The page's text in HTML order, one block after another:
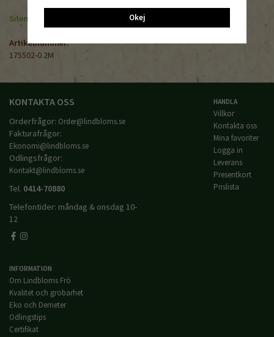
Sitemap »
Artikelnummer:
175502-0.2M
KONTAKTA OSS
Orderfrågor: Order@lindbloms.se
Fakturafrågor:
Ekonomi@lindbloms.se
Odlingsfrågor:
Kontakt@lindbloms.se
Tel. 0414-70880
Telefontider: måndag & onsdag 10-
12
HANDLA
Villkor
Kontakta oss
Mina favoriter
Logga in
Leverans
Presentkort
Prislista
INFORMATION
Om Lindbloms Frö
Kvalitet och grobarhet
Eko och Demeter
Odlingstips
Certifikat
Okej